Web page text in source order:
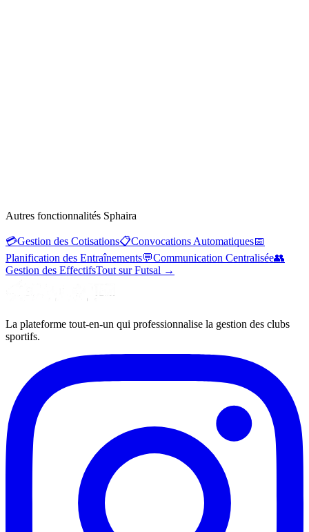
Autres fonctionnalités Sphaira
💳Gestion des Cotisations📋Convocations Automatiques📅
Planification des Entraînements💬Communication Centralisée👥
Gestion des EffectifsTout sur Futsal →
La plateforme tout-en-un qui professionnalise la gestion des clubs
sportifs.